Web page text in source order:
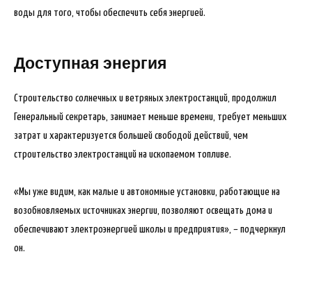
воды для того, чтобы обеспечить себя энергией.
Доступная энергия
Строительство солнечных и ветряных электростанций, продолжил
Генеральный секретарь, занимает меньше времени, требует меньших
затрат и характеризуется большей свободой действий, чем
строительство электростанций на ископаемом топливе.
«Мы уже видим, как малые и автономные установки, работающие на
возобновляемых источниках энергии, позволяют освещать дома и
обеспечивают электроэнергией школы и предприятия», – подчеркнул
он.